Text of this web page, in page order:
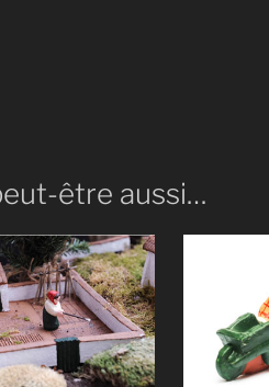
être aussi…